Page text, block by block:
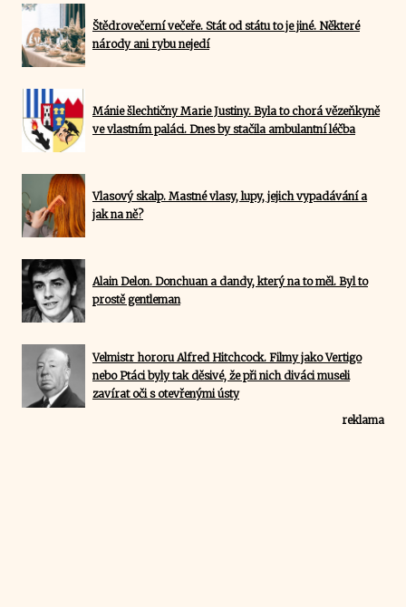
Štědrovečerní večeře. Stát od státu to je jiné. Některé
národy ani rybu nejedí
Mánie šlechtičny Marie Justiny. Byla to chorá vězeňkyně
ve vlastním paláci. Dnes by stačila ambulantní léčba
Vlasový skalp. Mastné vlasy, lupy, jejich vypadávání a
jak na ně?
Alain Delon. Donchuan a dandy, který na to měl. Byl to
prostě gentleman
Velmistr hororu Alfred Hitchcock. Filmy jako Vertigo
nebo Ptáci byly tak děsivé, že při nich diváci museli
zavírat oči s otevřenými ústy
reklama